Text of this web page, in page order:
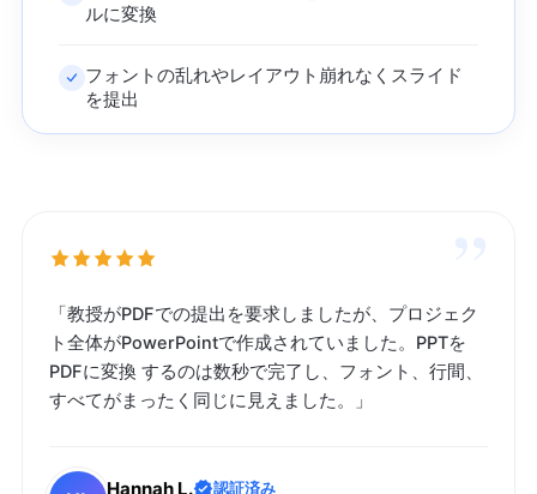
ルに変換
フォントの乱れやレイアウト崩れなくスライド
を提出
「教授がPDFでの提出を要求しましたが、プロジェク
ト全体がPowerPointで作成されていました。PPTを
PDFに変換 するのは数秒で完了し、フォント、行間、
すべてがまったく同じに見えました。」
Hannah L. 認証済み